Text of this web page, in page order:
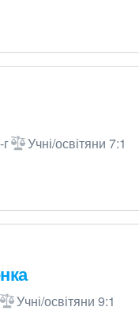
Учні/освітяни 7:1
Учні/освітяни 9:1